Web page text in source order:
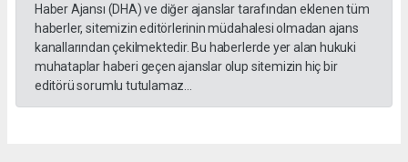
Haber Ajansı (DHA) ve diğer ajanslar tarafından eklenen tüm
haberler, sitemizin editörlerinin müdahalesi olmadan ajans
kanallarından çekilmektedir. Bu haberlerde yer alan hukuki
muhataplar haberi geçen ajanslar olup sitemizin hiç bir
editörü sorumlu tutulamaz...